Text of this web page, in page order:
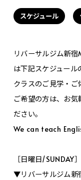
スケジュール
リバーサルジム新
は下記スケジュール
クラスのご見学・ご
ご希望の方は、お
ださい。
We can teach
［日曜日/SUNDAY］
▼リバーサルジム新